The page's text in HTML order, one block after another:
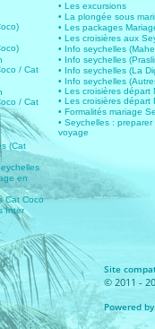
/ Cat
/ Cat
(Cat
en
Cat Coco
Inter
• Les excursions
• La plongée sous
• Les packages
• Les croisières aux
• Info seychelles
• Info seychelles
• Info seychelles (La
• Info seychelles
• Les croisières départ
• Les croisières départ
• Formalités mariage
• Seychelles : preparer
voyage
Site
© 2011 -
Powered by